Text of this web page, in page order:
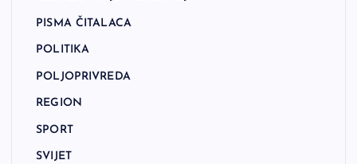
PISMA ČITALACA
POLITIKA
POLJOPRIVREDA
REGION
SPORT
SVIJET